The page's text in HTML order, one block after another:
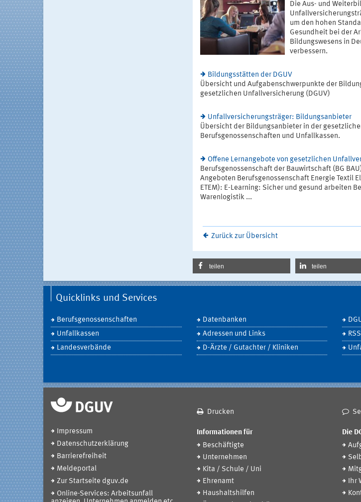
Die Aus- und
um den hohen
Gesundheit bei der
Bildungswesens in
verbessern.
Bildungsstätten der DGUV
Übersicht und Aufgabenschwerpunkte der
gesetzlichen Unfallversicherung (DGUV)
Unfallversicherungsträger: Bildungsanbieter
Übersicht der Bildungsanbieter in der
Berufsgenossenschaften und Unfallkassen.
Offene Lernangebote von gesetzlichen
Berufsgenossenschaft der Bauwirtschaft (BG
Angeboten Berufsgenossenschaft Energie Textil
ETEM): E-Learning: Sicher und gesund arbeiten
Warenlogistik ...
Zurück zur Übersicht
teilen teilen
Quicklinks und Services
Berufsgenossenschaften
Unfallkassen
Landesverbände
Datenbanken
Adressen und Links
D-Ärzte / Gutachter / Kliniken
Drucken
Impressum
Datenschutzerklärung
Barrierefreiheit
Meldeportal
Zur Startseite dguv.de
Online-Services: Arbeitsunfall
Informationen für
Beschäftigte
Unternehmen
Kita / Schule / Uni
Ehrenamt
Haushaltshilfen
Die
Ihr